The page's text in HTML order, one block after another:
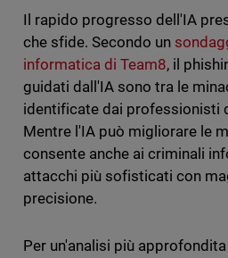
Il rapido progresso dell'IA
che sfide. Secondo un
informatica di Team8, il
guidati dall'IA sono tra le
identificate dai professionisti
Mentre l'IA può migliorare le
consente anche ai criminali
attacchi più sofisticati con
precisione.
Per un'analisi più